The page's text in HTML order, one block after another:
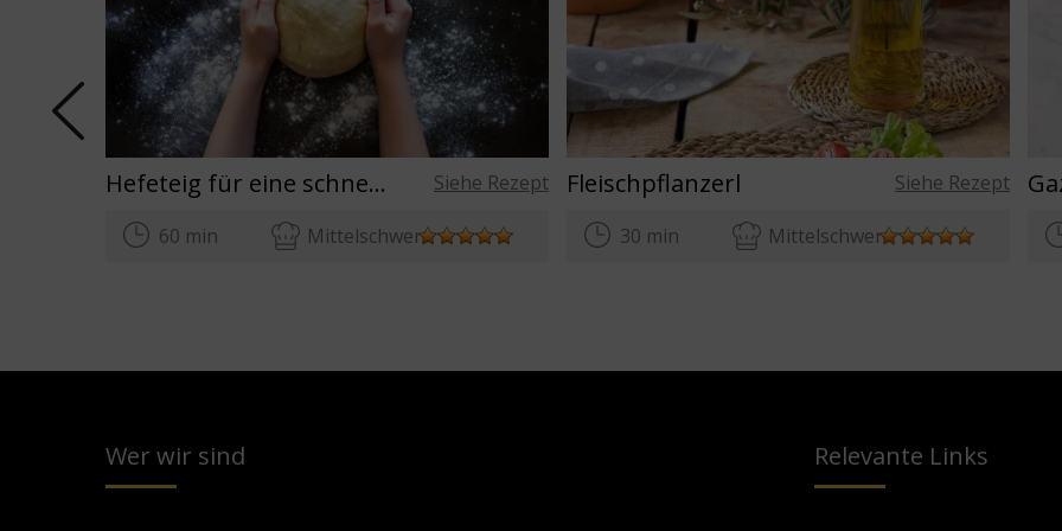
Hefeteig für eine schnelle Pizza, leichter hausgemachter Pizzateig! Siehe Rezept
60 min Mittelschwer
Fleischpflanzerl Siehe Rezept
30 min Mittelschwer
Wer wir sind Relevante Links